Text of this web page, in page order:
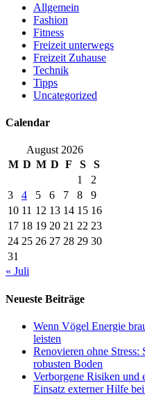
Allgemein
Fashion
Fitness
Freizeit unterwegs
Freizeit Zuhause
Technik
Tipps
Uncategorized
Calendar
August 2026
M D M D F S
S
1
2
3
4 5 6 7 8
9
10 11 12 13 14 15 16
17 18 19 20 21 22 23
24 25 26 27 28 29 30
31
« Juli
Neueste Beiträge
Wenn Vögel Energie
leisten
Renovieren ohne Stress:
robusten Boden
Verborgene Risiken und
Einsatz externer Hilfe